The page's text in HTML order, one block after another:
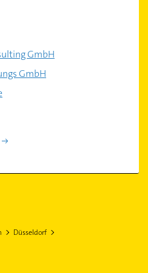
GmbH
GmbH
Düsseldorf